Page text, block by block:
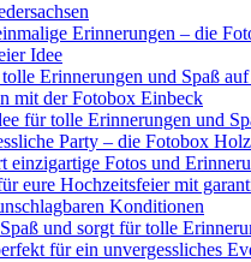
Erinnerungen – die
Idee
Erinnerungen und Spaß
mit der Fotobox Einbeck
für tolle Erinnerungen und
Party – die Fotobox
einzigartige Fotos und
eure Hochzeitsfeier mit
Konditionen
und sorgt für tolle
für ein unvergessliches